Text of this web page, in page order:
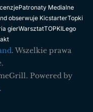
Patronaty Medialne
obserwuje KicstarterTopki
gierWarsztatTOPKILego
. Wszelkie prawa
Powered by